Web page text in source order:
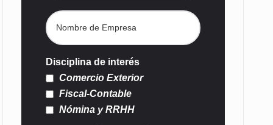
Disciplina de interés
Comercio Exterior
Fiscal-Contable
Nómina y RRHH